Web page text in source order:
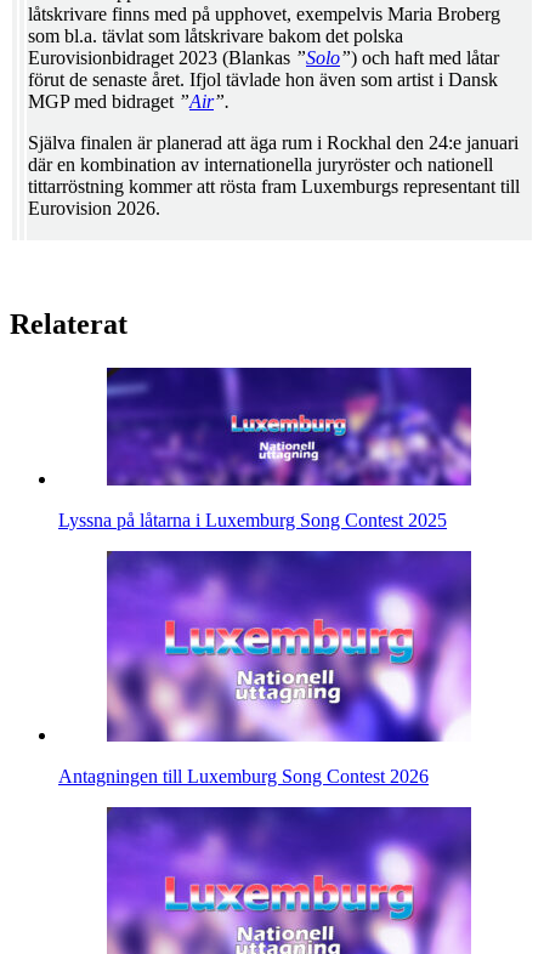
låtskrivare finns med på upphovet, exempelvis Maria Broberg
som bl.a. tävlat som låtskrivare bakom det polska
Eurovisionbidraget 2023 (Blankas ”Solo”) och haft med låtar
förut de senaste året. Ifjol tävlade hon även som artist i Dansk
MGP med bidraget ”Air”.
Själva finalen är planerad att äga rum i Rockhal den 24:e januari
där en kombination av internationella juryröster och nationell
tittarröstning kommer att rösta fram Luxemburgs representant till
Eurovision 2026.
Relaterat
Lyssna på låtarna i Luxemburg Song Contest 2025
Antagningen till Luxemburg Song Contest 2026